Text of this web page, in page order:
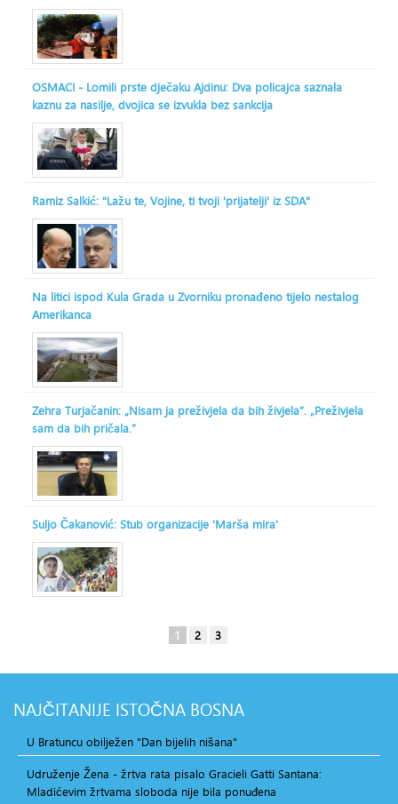
OSMACI - Lomili prste dječaku Ajdinu: Dva policajca saznala
kaznu za nasilje, dvojica se izvukla bez sankcija
Ramiz Salkić: "Lažu te, Vojine, ti tvoji 'prijatelji' iz SDA"
Na litici ispod Kula Grada u Zvorniku pronađeno tijelo nestalog
Amerikanca
Zehra Turjačanin: „Nisam ja preživjela da bih živjela“. „Preživjela
sam da bih pričala.“
Suljo Čakanović: Stub organizacije 'Marša mira'
1 2 3
NAJČITANIJE ISTOČNA BOSNA
U Bratuncu obilježen "Dan bijelih nišana"
Udruženje Žena - žrtva rata pisalo Gracieli Gatti Santana:
Mladićevim žrtvama sloboda nije bila ponuđena